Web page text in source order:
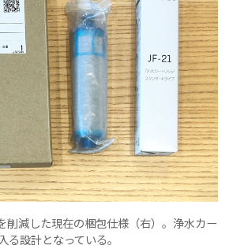
削減した現在の梱包仕様（右）。浄水カー
る設計となっている。